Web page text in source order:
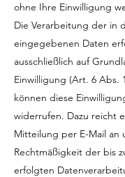
ohne Ihre Einwilligung
Die Verarbeitung der in
eingegebenen Daten
ausschließlich auf
Einwilligung (Art. 6 Abs.
können diese
widerrufen. Dazu reicht
Mitteilung per E-Mail an
Rechtmäßigkeit der bis
erfolgten